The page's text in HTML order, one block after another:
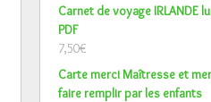
Carnet de voyage IRLANDE
PDF
7,50€
Carte merci Maîtresse et
faire remplir par les enfants